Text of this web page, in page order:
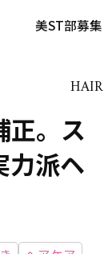
美ST部募集
HAIR
正。ス
力派ヘ